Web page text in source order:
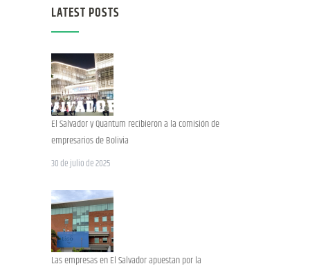
LATEST POSTS
El Salvador y Quantum recibieron a la comisión de
empresarios de Bolivia
30 de julio de 2025
Las empresas en El Salvador apuestan por la